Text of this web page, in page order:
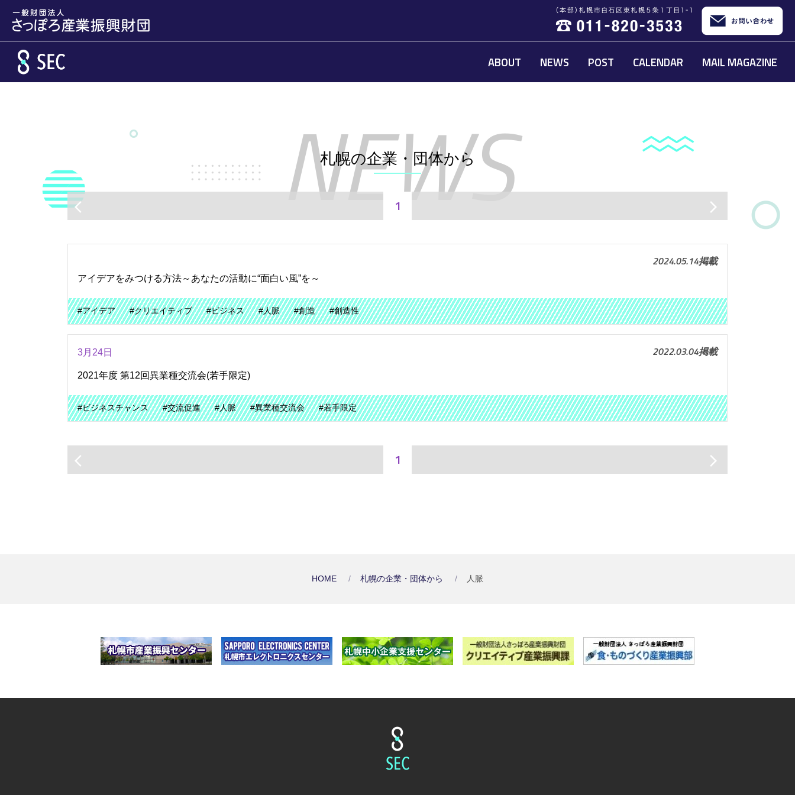
ABOUT NEWS POST CALENDAR MAIL MAGAZINE
札幌の企業・団体から
arrow_back_ios 1 arrow_forward_ios
2024.05.14掲載
アイデアをみつける方法～あなたの活動に“面白い風”を～
#アイデア #クリエイティブ #ビジネス #人脈 #創造 #創造性
3月24日 2022.03.04掲載
2021年度 第12回異業種交流会(若手限定)
#ビジネスチャンス #交流促進 #人脈 #異業種交流会 #若手限定
arrow_back_ios 1 arrow_forward_ios
HOME 札幌の企業・団体から 人脈